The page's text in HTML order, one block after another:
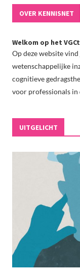
OVER KENNISNET
Welkom op het
Op deze website
wetenschappelijke
cognitieve
voor professionals
UITGELICHT